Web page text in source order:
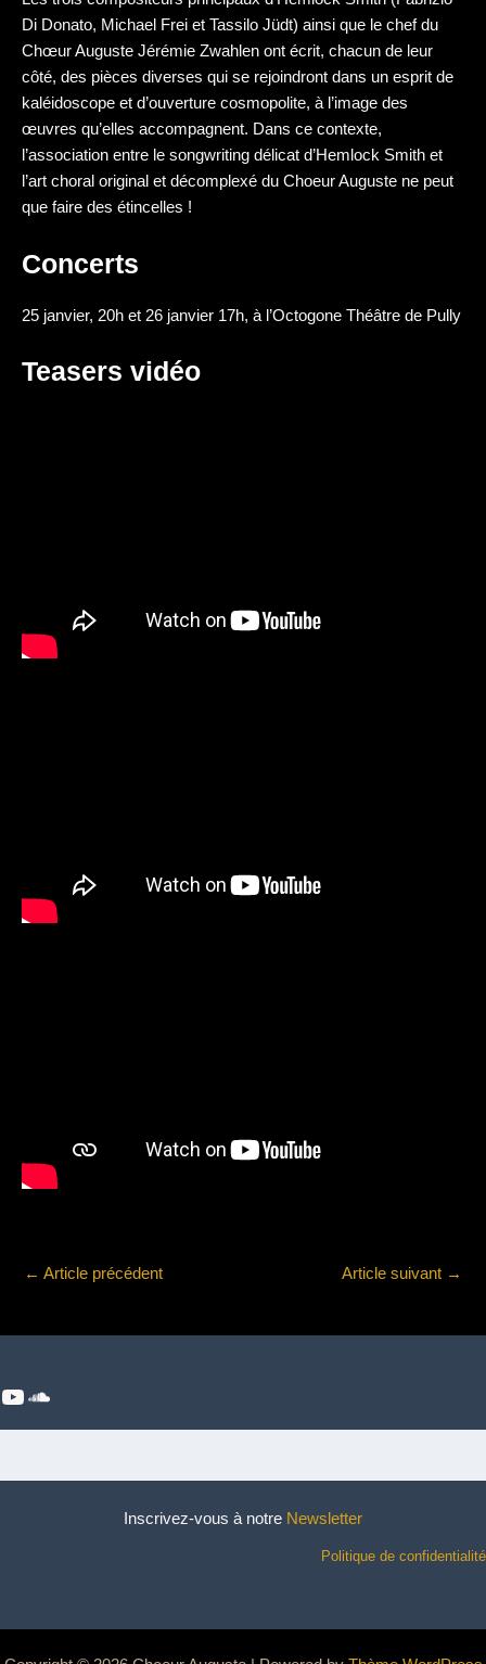
Di Donato, Michael Frei et Tassilo Jüdt) ainsi que le chef du
Chœur Auguste Jérémie Zwahlen ont écrit, chacun de leur
côté, des pièces diverses qui se rejoindront dans un esprit de
kaléidoscope et d’ouverture cosmopolite, à l’image des
œuvres qu’elles accompagnent. Dans ce contexte,
l’association entre le songwriting délicat d’Hemlock Smith et
l’art choral original et décomplexé du Choeur Auguste ne peut
que faire des étincelles !
Concerts
25 janvier, 20h et 26 janvier 17h, à l’Octogone Théâtre de Pully
Teasers vidéo
← Article précédent Article suivant →
YouTube
SoundCloud
Inscrivez-vous à notre Newsletter
Politique de confidentialité